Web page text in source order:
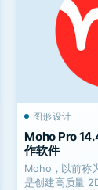
图形设计
Moho Pro
作软件
Moho，以前称
是创建高质量